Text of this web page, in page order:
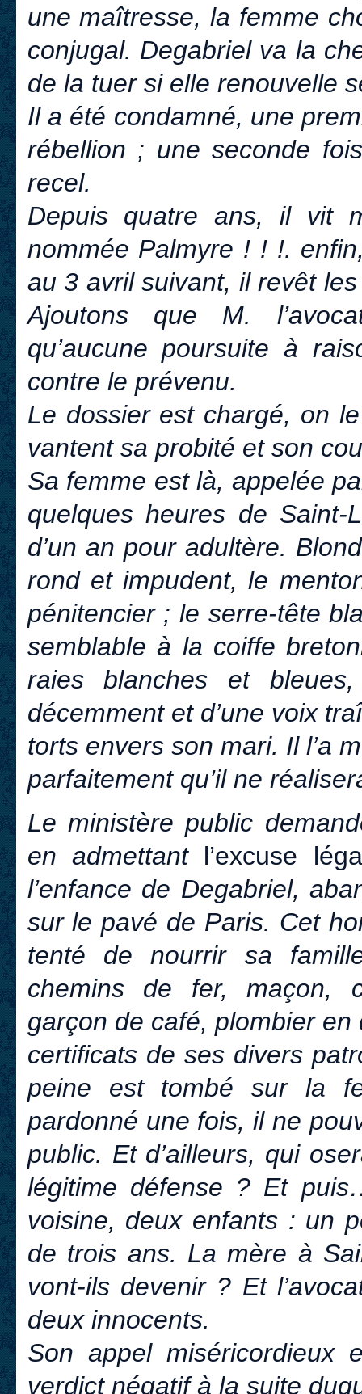
une maîtresse, la femme
conjugal. Degabriel va la
de la tuer si elle renouvelle
Il a été condamné, une
rébellion ; une seconde
recel.
Depuis quatre ans, il vit
nommée Palmyre ! ! !.
au 3 avril suivant, il revêt
Ajoutons que M.
qu’aucune poursuite à
contre le prévenu.
Le dossier est chargé, on
vantent sa probité et son
Sa femme est là, appelée
quelques heures de
d’un an pour adultère.
rond et impudent, le
pénitencier ; le serre-tête
semblable à la coiffe
raies blanches et
décemment et d’une voix
torts envers son mari. Il l’a
parfaitement qu’il ne
Le ministère public
en admettant l’excuse
l’enfance de Degabriel,
sur le pavé de Paris. Cet
tenté de nourrir sa
chemins de fer, maçon,
garçon de café, plombier
certificats de ses divers
peine est tombé sur la
pardonné une fois, il ne
public. Et d’ailleurs, qui
légitime défense ? Et
voisine, deux enfants : un
de trois ans. La mère à
vont-ils devenir ? Et
deux innocents.
Son appel miséricordieux
verdict négatif à la suite